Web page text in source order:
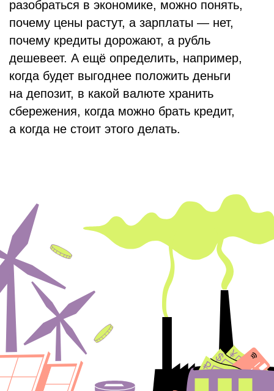
ЭКОНОМИКУ МОЖНО
СРАВНИТЬ С НАШИМ
НАСТРОЕНИЕМ
Экономика изучает, как люди и общество
производят товары и услуги
и распределяют их между собой. Для
отдельного человека экономика — это всё,
что связано с деньгами и с его уровнем
Экономику можно сравнить с нашим
настроением. Бывают периоды, когда
нам хорошо, и периоды, когда плохо.